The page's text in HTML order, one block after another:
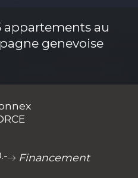
appartements au
genevoise
Financement